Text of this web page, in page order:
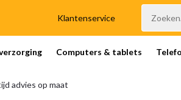
Klantenservice
Computers & tablets
advies op maat